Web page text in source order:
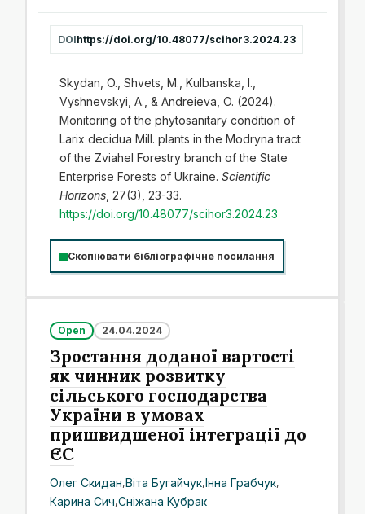
DOIhttps://doi.org/10.48077/scihor3.2024.23
Skydan, O., Shvets, M., Kulbanska, I.,
Vyshnevskyi, A., & Andreieva, O. (2024).
Monitoring of the phytosanitary condition of
Larix decidua Mill. plants in the Modryna tract
of the Zviahel Forestry branch of the State
Enterprise Forests of Ukraine. Scientific
Horizons, 27(3), 23-33.
https://doi.org/10.48077/scihor3.2024.23
Скопіювати бібліографічне посилання
Open 24.04.2024
Зростання доданої вартості
як чинник розвитку
сільського господарства
України в умовах
пришвидшеної інтеграції до
ЄС
Олег Скидан,Віта Бугайчук,Інна Грабчук,
Карина Сич,Сніжана Кубрак